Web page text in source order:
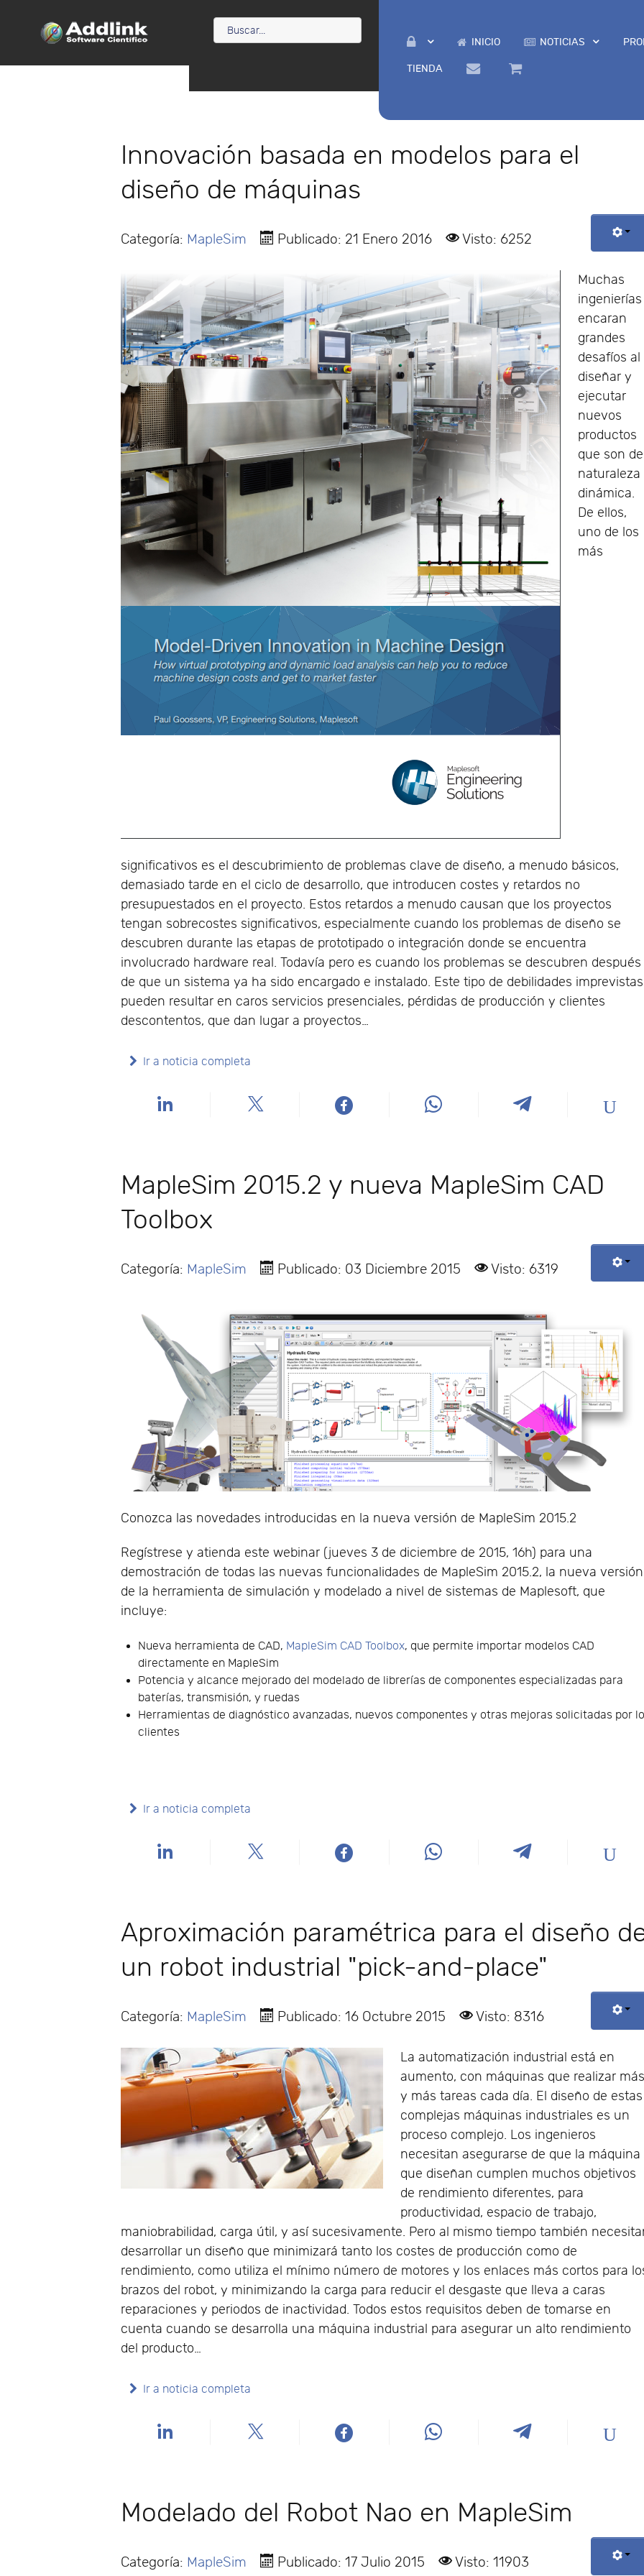
INICIO NOTICIAS
TIENDA
Innovación basada en modelos para el
diseño de máquinas
Categoría: MapleSim Publicado: 21 Enero 2016 Visto: 6252
Muchas
ingenierías
encaran
grandes
desafíos al
diseñar y
ejecutar
nuevos
productos
que son de
naturaleza
dinámica.
De ellos,
uno de los
más
significativos es el descubrimiento de problemas clave de diseño, a menudo básicos,
demasiado tarde en el ciclo de desarrollo, que introducen costes y retardos no
presupuestados en el proyecto. Estos retardos a menudo causan que los proyectos
tengan sobrecostes significativos, especialmente cuando los problemas de diseño se
descubren durante las etapas de prototipado o integración donde se encuentra
involucrado hardware real. Todavía pero es cuando los problemas se descubren después
de que un sistema ya ha sido encargado e instalado. Este tipo de debilidades imprevistas
pueden resultar en caros servicios presenciales, pérdidas de producción y clientes
descontentos, que dan lugar a proyectos…
Ir a noticia completa
MapleSim 2015.2 y nueva MapleSim CAD
Toolbox
Categoría: MapleSim Publicado: 03 Diciembre 2015 Visto: 6319
Conozca las novedades introducidas en la nueva versión de MapleSim 2015.2
Regístrese y atienda este webinar (jueves 3 de diciembre de 2015, 16h) para una
demostración de todas las nuevas funcionalidades de MapleSim 2015.2, la nueva versión
de la herramienta de simulación y modelado a nivel de sistemas de Maplesoft, que
incluye:
Nueva herramienta de CAD, MapleSim CAD Toolbox, que permite importar modelos CAD
directamente en MapleSim
Potencia y alcance mejorado del modelado de librerías de componentes especializadas para
baterías, transmisión, y ruedas
Herramientas de diagnóstico avanzadas, nuevos componentes y otras mejoras solicitadas por
clientes
Ir a noticia completa
Aproximación paramétrica para el diseño
un robot industrial "pick-and-place"
Categoría: MapleSim Publicado: 16 Octubre 2015 Visto: 8316
La automatización industrial está en
aumento, con máquinas que realizar
y más tareas cada día. El diseño de estas
complejas máquinas industriales es un
proceso complejo. Los ingenieros
necesitan asegurarse de que la máquina
que diseñan cumplen muchos objetivos
de rendimiento diferentes, para
productividad, espacio de trabajo,
maniobrabilidad, carga útil, y así sucesivamente. Pero al mismo tiempo también
desarrollar un diseño que minimizará tanto los costes de producción como de
rendimiento, como utiliza el mínimo número de motores y los enlaces más cortos para
brazos del robot, y minimizando la carga para reducir el desgaste que lleva a caras
reparaciones y periodos de inactividad. Todos estos requisitos deben de tomarse en
cuenta cuando se desarrolla una máquina industrial para asegurar un alto rendimiento
del producto…
Ir a noticia completa
Modelado del Robot Nao en MapleSim
Categoría: MapleSim Publicado: 17 Julio 2015 Visto: 11903